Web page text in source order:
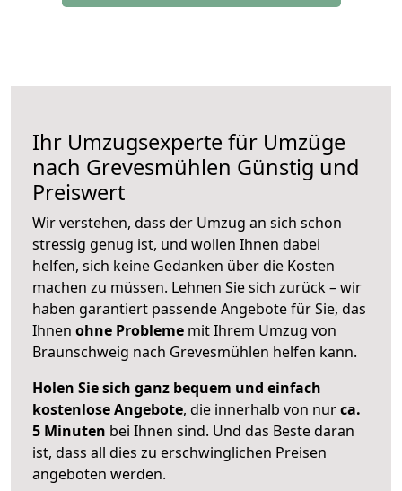
Ihr Umzugsexperte für Umzüge
nach Grevesmühlen Günstig und
Preiswert
Wir verstehen, dass der Umzug an sich schon
stressig genug ist, und wollen Ihnen dabei
helfen, sich keine Gedanken über die Kosten
machen zu müssen. Lehnen Sie sich zurück – wir
haben garantiert passende Angebote für Sie, das
Ihnen ohne Probleme mit Ihrem Umzug von
Braunschweig nach Grevesmühlen helfen kann.
Holen Sie sich ganz bequem und einfach
kostenlose Angebote, die innerhalb von nurca.
5 Minuten bei Ihnen sind. Und das Beste daran
ist, dass all dies zu erschwinglichen Preisen
angeboten werden.